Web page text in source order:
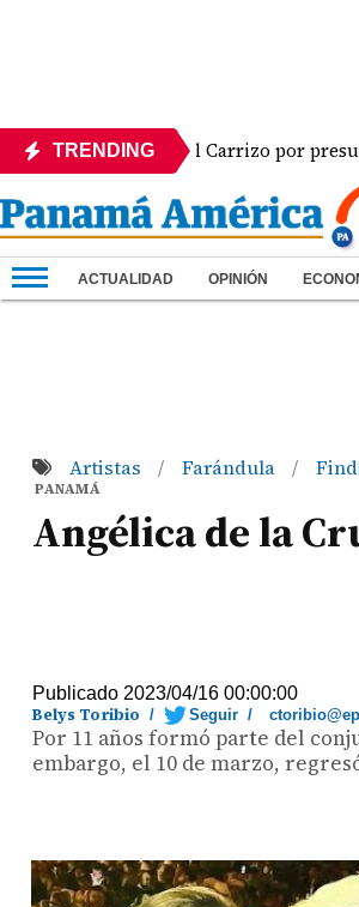
TRENDING
Carrizo por presunto
ACTUALIDAD OPINIÓN
Artistas / Farándula /
PANAMÁ
Angélica de la
Publicado 2023/04/16 00:00:00
Belys Toribio / Seguir /
Por 11 años formó parte del
embargo, el 10 de marzo,